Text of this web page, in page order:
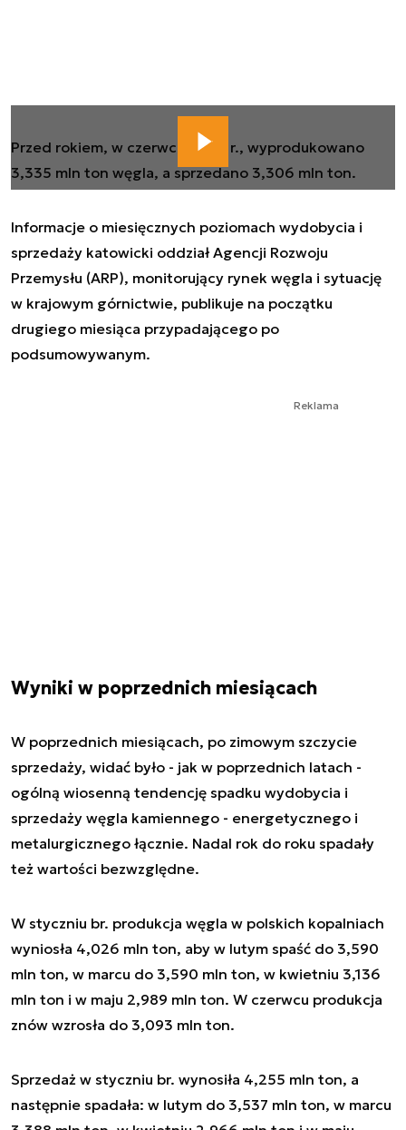
Przed rokiem, w czerwcu 2024 r., wyprodukowano
3,335 mln ton węgla, a sprzedano 3,306 mln ton.
Informacje o miesięcznych poziomach wydobycia i
sprzedaży katowicki oddział Agencji Rozwoju
Przemysłu (ARP), monitorujący rynek węgla i sytuację
w krajowym górnictwie, publikuje na początku
drugiego miesiąca przypadającego po
podsumowywanym.
Reklama
Wyniki w poprzednich miesiącach
W poprzednich miesiącach, po zimowym szczycie
sprzedaży, widać było - jak w poprzednich latach -
ogólną wiosenną tendencję spadku wydobycia i
sprzedaży węgla kamiennego - energetycznego i
metalurgicznego łącznie. Nadal rok do roku spadały
też wartości bezwzględne.
W styczniu br. produkcja węgla w polskich kopalniach
wyniosła 4,026 mln ton, aby w lutym spaść do 3,590
mln ton, w marcu do 3,590 mln ton, w kwietniu 3,136
mln ton i w maju 2,989 mln ton. W czerwcu produkcja
znów wzrosła do 3,093 mln ton.
Sprzedaż w styczniu br. wynosiła 4,255 mln ton, a
następnie spadała: w lutym do 3,537 mln ton, w marcu